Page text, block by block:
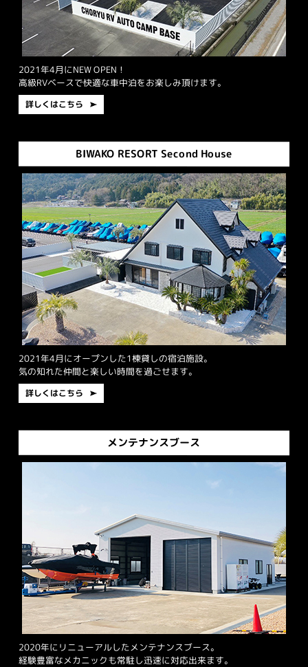
2021年4月にNEW OPEN！
高級RVベースで快適な車中泊をお楽しみ頂けます。
詳しくはこちら
BIWAKO RESORT Second House
2021年4月にオープンした1棟貸しの宿泊施設。
気の知れた仲間と楽しい時間を過ごせます。
詳しくはこちら
メンテナンスブース
2020年にリニューアルしたメンテナンスブース。
経験豊富なメカニックも常駐し迅速に対応出来ます。